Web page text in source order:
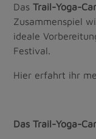
Das Trail-Yoga-
Zusammenspiel
ideale
Festival.
Hier erfahrt ihr
Das Trail-Yoga-